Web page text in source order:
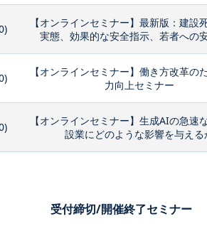
【オンラインセミナー】最新版：建設
実態、効果的な安全指示、若者への
【オンラインセミナー】働き方改革の
力向上セミナー
【オンラインセミナー】生成AIの急速
設業にどのような影響を与える
受付締切/開催終了セミナー